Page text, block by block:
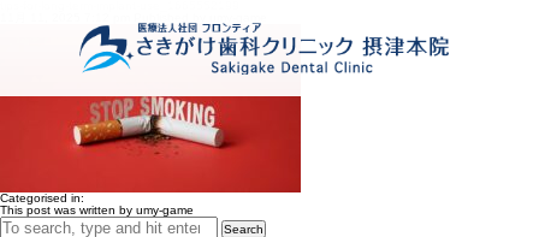
Categorised in:
This post was written by umy-game
Search